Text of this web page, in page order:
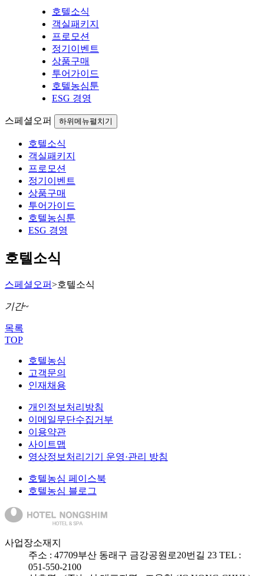
호텔소식
객실패키지
프로모션
정기이벤트
상품구매
투어가이드
호텔농심툰
ESG 경영
스페셜오퍼 하위메뉴펼치기
호텔소식
객실패키지
프로모션
정기이벤트
상품구매
투어가이드
호텔농심툰
ESG 경영
호텔소식
스페셜오퍼>호텔소식
기간~
목록
TOP
호텔농심
고객문의
인재채용
개인정보처리방침
이메일무단수집거부
이용약관
사이트맵
영상정보처리기기 운영·관리 방침
호텔농심 페이스북
호텔농심 블로그
사업장소재지
주소 : 47709부산 동래구 금강공원로20번길 23 TEL :
051-550-2100